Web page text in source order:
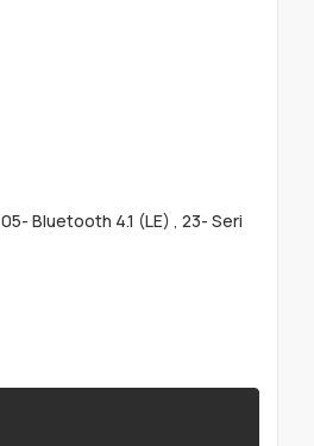
05- Bluetooth 4.1 (LE) , 23- Seri